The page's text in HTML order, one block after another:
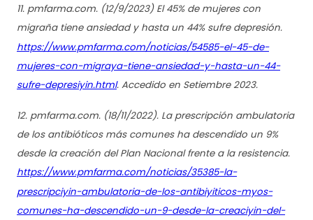
11. pmfarma.com. (12/9/2023) El 45% de mujeres con
migraña tiene ansiedad y hasta un 44% sufre depresión.
https://www.pmfarma.com/noticias/54585-el-45-de-
mujeres-con-migraya-tiene-ansiedad-y-hasta-un-44-
sufre-depresiyin.html. Accedido en Setiembre 2023.
12. pmfarma.com. (18/11/2022). La prescripción ambulatoria
de los antibióticos más comunes ha descendido un 9%
desde la creación del Plan Nacional frente a la resistencia.
https://www.pmfarma.com/noticias/35385-la-
prescripciyin-ambulatoria-de-los-antibiyiticos-myos-
comunes-ha-descendido-un-9-desde-la-creaciyin-del-